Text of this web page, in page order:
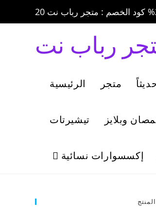
رباب نت
الرئيسية متجر
تيشيرتات وبلايز
إكسسوارات نسائية